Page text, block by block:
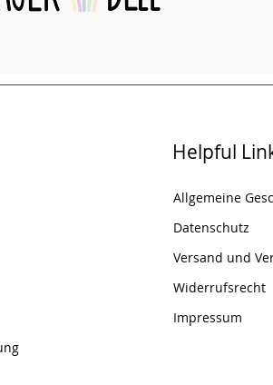
Helpful
Allgemeine
Datenschutz
Versand und
Widerrufsrecht
Impressum